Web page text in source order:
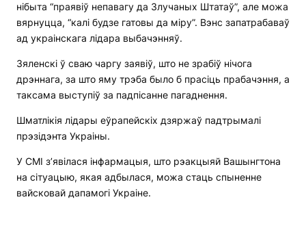
нібыта “праявіў непавагу да Злучаных Штатаў”, але можа
вярнуцца, “калі будзе гатовы да міру”. Вэнс запатрабаваў
ад украінскага лідара выбачэнняў.
Зяленскі ў сваю чаргу заявіў, што не зрабіў нічога
дрэннага, за што яму трэба было б прасіць прабачэння, а
таксама выступіў за падпісанне пагаднення.
Шматлікія лідары еўрапейскіх дзяржаў падтрымалі
прэзідэнта Украіны.
У СМІ з’явілася інфармацыя, што рэакцыяй Вашынгтона
на сітуацыю, якая адбылася, можа стаць спыненне
вайсковай дапамогі Украіне.